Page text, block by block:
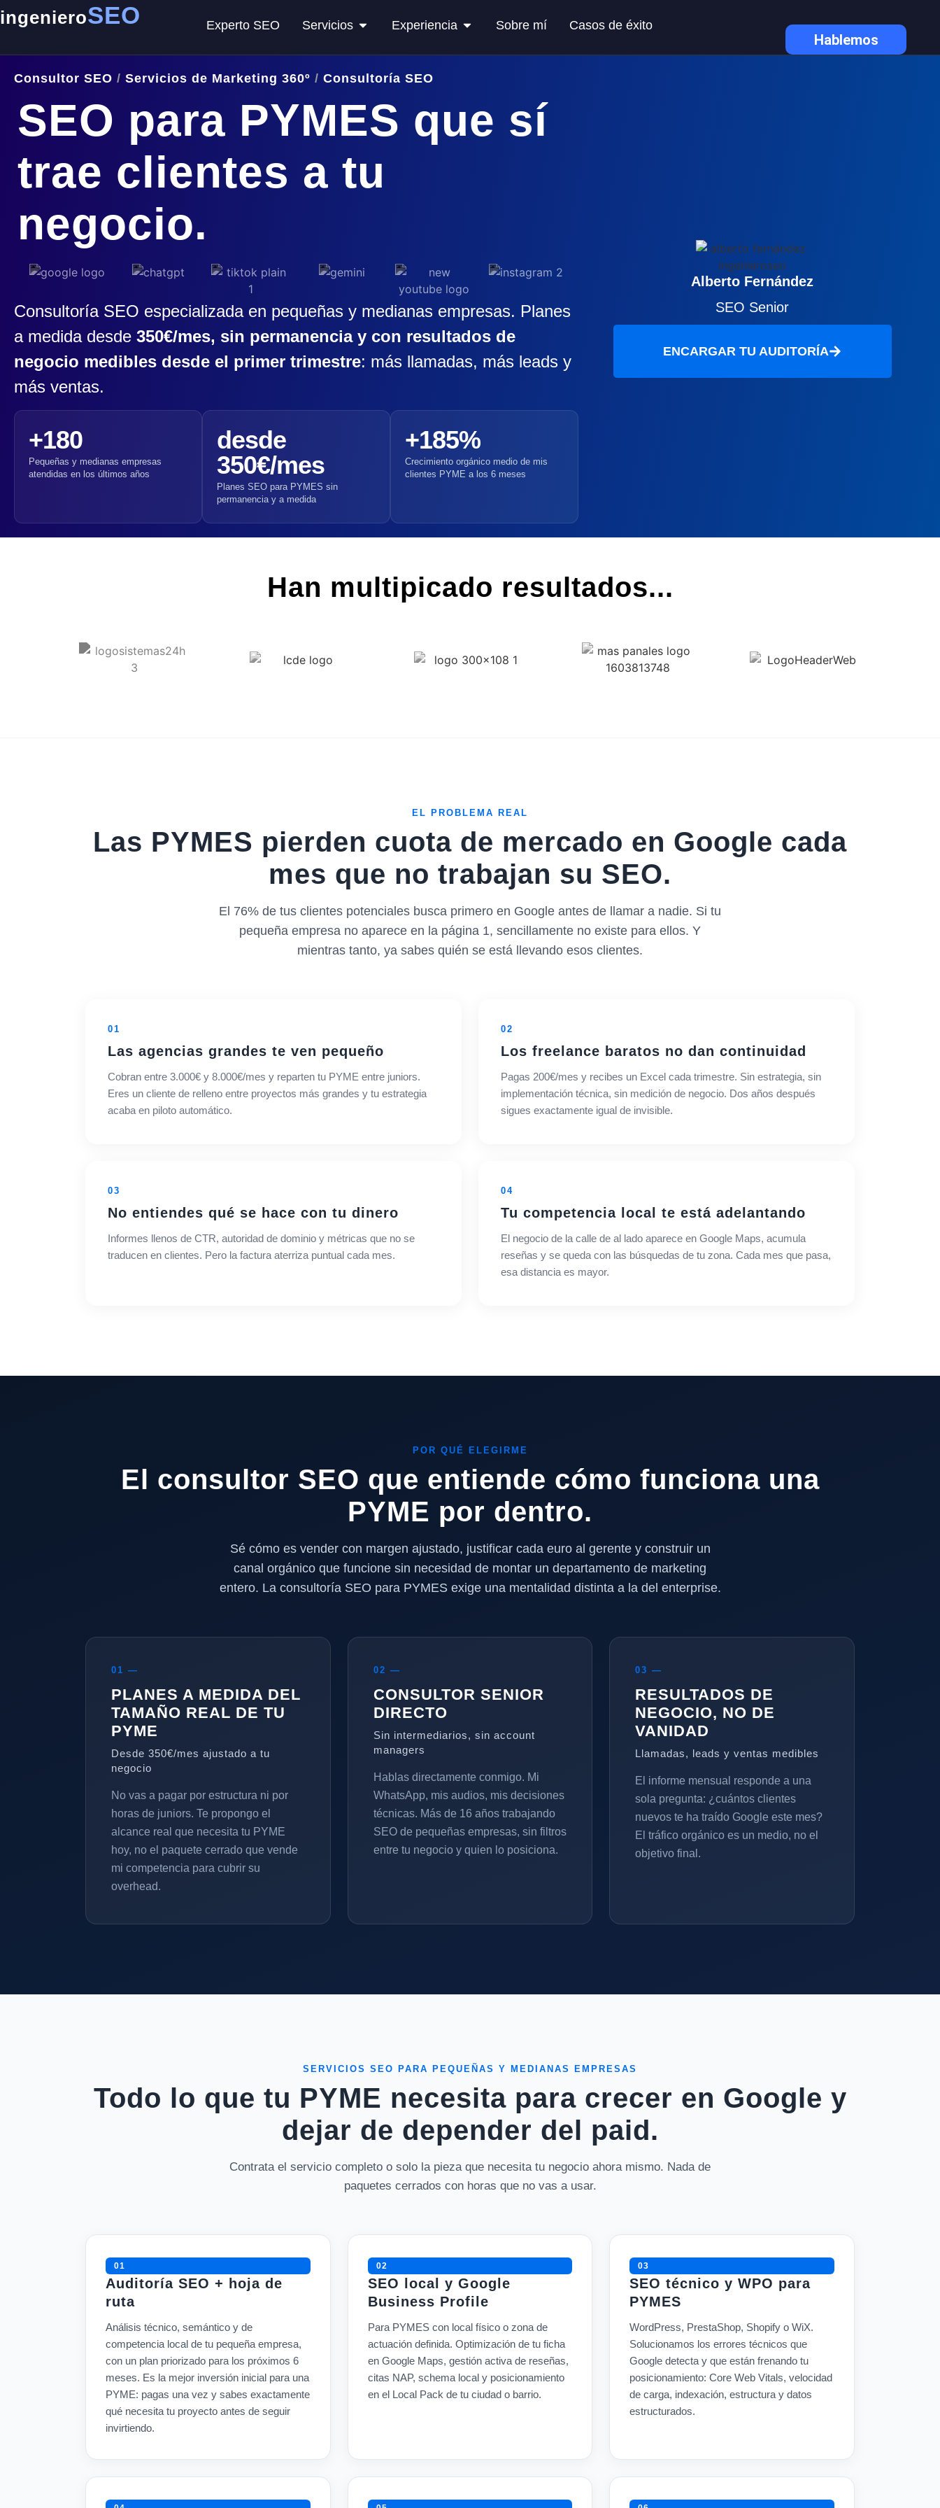
ingenieroSEO Experto SEO Servicios Experiencia Sobre mí Casos de éxito
Hablemos
Consultor SEO / Servicios de Marketing 360º / Consultoría SEO
SEO para PYMES que sí
trae clientes a tu
negocio.
Consultoría SEO especializada en pequeñas y medianas empresas. Planes
a medida desde 350€/mes, sin permanencia y con resultados de
negocio medibles desde el primer trimestre: más llamadas, más leads y
más ventas.
+180
Pequeñas y medianas empresas
atendidas en los últimos años
desde
350€/mes
Planes SEO para PYMES sin
permanencia y a medida
+185%
Crecimiento orgánico medio de mis
clientes PYME a los 6 meses
Alberto Fernández
SEO Senior
ENCARGAR TU AUDITORÍA
Han multipicado resultados...
EL PROBLEMA REAL
Las PYMES pierden cuota de mercado en Google cada
mes que no trabajan su SEO.
El 76% de tus clientes potenciales busca primero en Google antes de llamar a nadie. Si tu
pequeña empresa no aparece en la página 1, sencillamente no existe para ellos. Y
mientras tanto, ya sabes quién se está llevando esos clientes.
01
Las agencias grandes te ven pequeño
Cobran entre 3.000€ y 8.000€/mes y reparten tu PYME entre juniors.
Eres un cliente de relleno entre proyectos más grandes y tu estrategia
acaba en piloto automático.
02
Los freelance baratos no dan continuidad
Pagas 200€/mes y recibes un Excel cada trimestre. Sin estrategia, sin
implementación técnica, sin medición de negocio. Dos años después
sigues exactamente igual de invisible.
03
No entiendes qué se hace con tu dinero
Informes llenos de CTR, autoridad de dominio y métricas que no se
traducen en clientes. Pero la factura aterriza puntual cada mes.
04
Tu competencia local te está adelantando
El negocio de la calle de al lado aparece en Google Maps, acumula
reseñas y se queda con las búsquedas de tu zona. Cada mes que pasa,
esa distancia es mayor.
POR QUÉ ELEGIRME
El consultor SEO que entiende cómo funciona una
PYME por dentro.
Sé cómo es vender con margen ajustado, justificar cada euro al gerente y construir un
canal orgánico que funcione sin necesidad de montar un departamento de marketing
entero. La consultoría SEO para PYMES exige una mentalidad distinta a la del enterprise.
01 —
PLANES A MEDIDA DEL
TAMAÑO REAL DE TU
PYME
Desde 350€/mes ajustado a tu
negocio
No vas a pagar por estructura ni por
horas de juniors. Te propongo el
alcance real que necesita tu PYME
hoy, no el paquete cerrado que vende
mi competencia para cubrir su
overhead.
02 —
CONSULTOR SENIOR
DIRECTO
Sin intermediarios, sin account
managers
Hablas directamente conmigo. Mi
WhatsApp, mis audios, mis decisiones
técnicas. Más de 16 años trabajando
SEO de pequeñas empresas, sin filtros
entre tu negocio y quien lo posiciona.
03 —
RESULTADOS DE
NEGOCIO, NO DE
VANIDAD
Llamadas, leads y ventas medibles
El informe mensual responde a una
sola pregunta: ¿cuántos clientes
nuevos te ha traído Google este mes?
El tráfico orgánico es un medio, no el
objetivo final.
SERVICIOS SEO PARA PEQUEÑAS Y MEDIANAS EMPRESAS
Todo lo que tu PYME necesita para crecer en Google y
dejar de depender del paid.
Contrata el servicio completo o solo la pieza que necesita tu negocio ahora mismo. Nada de
paquetes cerrados con horas que no vas a usar.
01
Auditoría SEO + hoja de
ruta
Análisis técnico, semántico y de
competencia local de tu pequeña empresa,
con un plan priorizado para los próximos 6
meses. Es la mejor inversión inicial para una
PYME: pagas una vez y sabes exactamente
qué necesita tu proyecto antes de seguir
invirtiendo.
02
SEO local y Google
Business Profile
Para PYMES con local físico o zona de
actuación definida. Optimización de tu ficha
en Google Maps, gestión activa de reseñas,
citas NAP, schema local y posicionamiento
en el Local Pack de tu ciudad o barrio.
03
SEO técnico y WPO para
PYMES
WordPress, PrestaShop, Shopify o WiX.
Solucionamos los errores técnicos que
Google detecta y que están frenando tu
posicionamiento: Core Web Vitals, velocidad
de carga, indexación, estructura y datos
estructurados.